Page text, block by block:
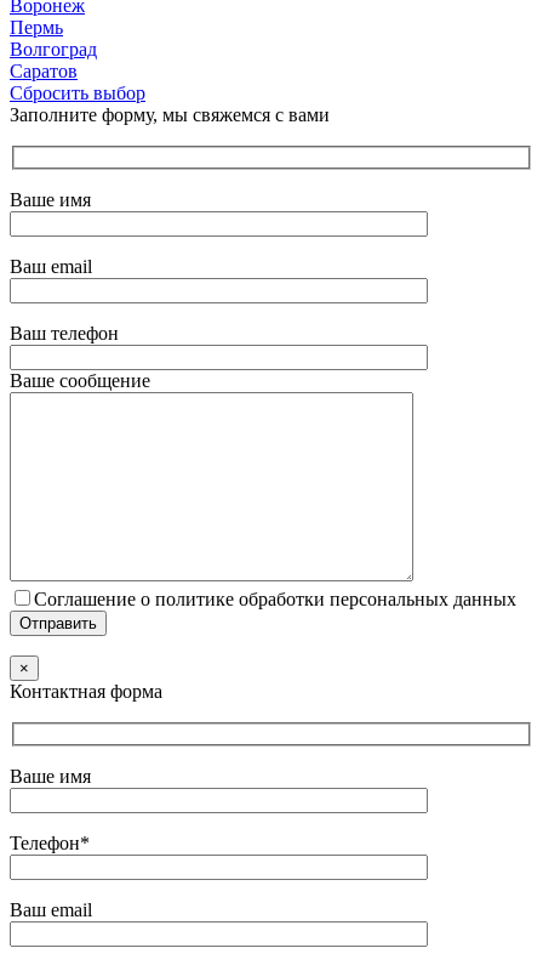
Воронеж
Пермь
Волгоград
Саратов
Сбросить выбор
Заполните форму, мы свяжемся с вами
Ваше имя
Ваш email
Ваш телефон
Ваше сообщение
Соглашение о политике обработки персональных данных
×
Контактная форма
Ваше имя
Телефон*
Ваш email